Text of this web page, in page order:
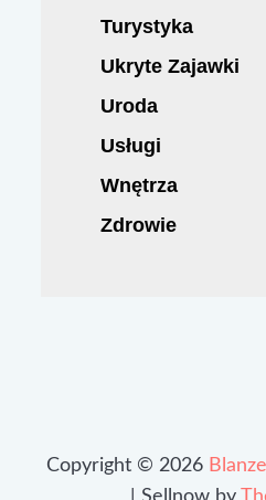
Turystyka
Ukryte Zajawki
Uroda
Usługi
Wnętrza
Zdrowie
Copyright © 2026